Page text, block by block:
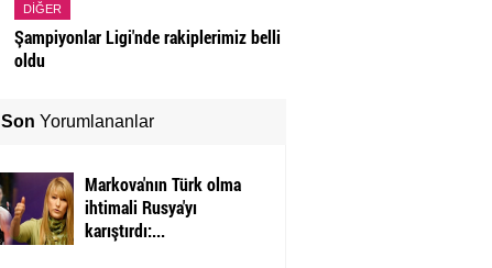
DIĞER
Şampiyonlar Ligi'nde rakiplerimiz belli
oldu
Son Yorumlananlar
Markova'nın Türk olma
ihtimali Rusya'yı
karıştırdı:...